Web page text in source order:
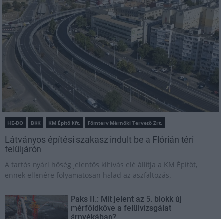
HE-DO BKK KM Építő Kft. Főmterv Mérnöki Tervező Zrt.
Látványos építési szakasz indult be a Flórián téri
felüljárón
A tartós nyári hőség jelentős kihívás elé állítja a KM Építőt,
ennek ellenére folyamatosan halad az aszfaltozás.
Paks II.: Mit jelent az 5. blokk új
mérföldköve a felülvizsgálat
árnyékában?